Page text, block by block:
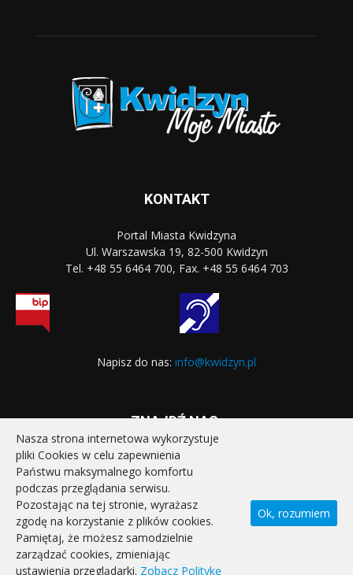
KONTAKT
Portal Miasta Kwidzyna
Ul. Warszawska 19, 82-500 Kwidzyn
Tel. +48 55 6464 700, Fax. +48 55 6464 703
Napisz do nas: info@kwidzyn.pl
ZNAJDŹ NAS:
STRONA GŁÓWNA
REALIZOWANE PROJEKTY
POLITYKA PRYWATNOŚCI
DEKLARACJA DOSTĘPNOŚCI
KONTAKT
Nasza strona internetowa wykorzystuje
pliki Cookies w celu zapewnienia
Państwu maksymalnego komfortu
podczas przeglądania serwisu.
Pozostając na tej stronie, wyrażasz
zgodę na korzystanie z plików cookies.
Pamiętaj, że możesz samodzielnie
zarządzać cookies, zmieniając
ustawienia przeglądarki. Zobacz Politykę
Ok, rozumiem